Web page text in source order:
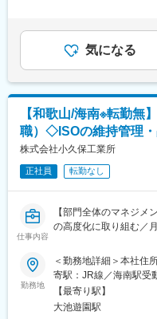
される風景を目の前に
す。
■和歌山県橋本市につい
・アクセス
大阪市中心部から電車
す。車でも高速道路を
スも良好、関西国際空
す。
や駐車場付き物件が多
前後、3LDKで7～9万
・環境
紀ノ川沿いの自然環境
す。スーパー、ドラッ
内で一通り揃っており
りません。
組織体制
・開発部（開発・品質
■転勤について：
当面なし
■当社の特徴：
当社は1885年（明治18
メーカーです。
蚊取り線香、消臭・除
ない製品を1,500種類
世界初の渦巻き型蚊取
られ、年間売上100億
を和歌山から全国、そ
変更の範囲：会社の定
あります。月給(月額)
気になる
【和歌山/海南※転勤無
職）◇ISOの維持管理
株式会社小久保工業所
正社員 転勤なし
仕事内容
【部門全体のマネジメ
の高度化に取り組む／
■業務概要
当社はキッチン用品や
るメーカーです。品質
ジメントおよび品質管
勤務地
＜勤務地詳細＞本社住
寄駅：JR線／海南駅受
社の定める事業所
【最寄り駅】
大池遊園駅